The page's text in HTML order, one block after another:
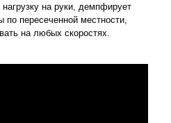
на руки, демпфирует
пересеченной местности,
на любых скоростях.